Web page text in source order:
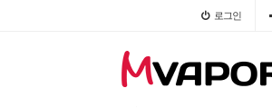
로그인